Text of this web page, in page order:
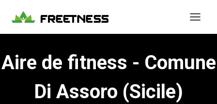
Aire de fitness - Comune
Di Assoro (Sicile)